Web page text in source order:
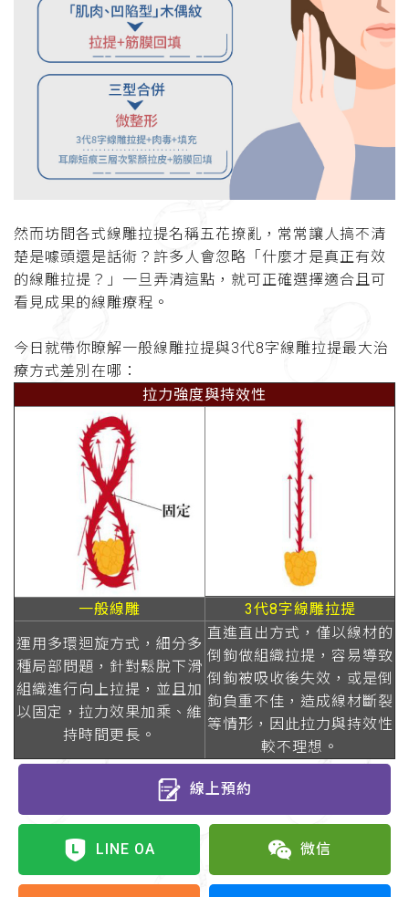
然而坊間各式線雕拉提名稱五花撩亂，常常讓人搞不清
楚是噱頭還是話術？許多人會忽略「什麼才是真正有效
的線雕拉提？」一旦弄清這點，就可正確選擇適合且可
看見成果的線雕療程。
今日就帶你瞭解一般線雕拉提與3代8字線雕拉提最大治
療方式差別在哪：
拉力強度與持效性
一般線雕
3代8字線雕拉提
運用多環迴旋方式，細分多
種局部問題，針對鬆脫下滑
組織進行向上拉提，並且加
以固定，拉力效果加乘、維
持時間更長。
直進直出方式，僅以線材的
倒鉤做組織拉提，容易導致
倒鉤被吸收後失效，或是倒
鉤負重不佳，造成線材斷裂
等情形，因此拉力與持效性
較不理想。
線上預約
LINE OA 微信